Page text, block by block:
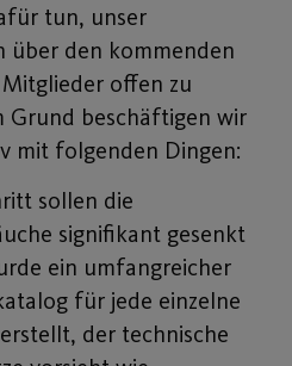
tun, unser
über den kommenden
offen zu
Grund beschäftigen wir
mit folgenden Dingen:
sollen die
signifikant gesenkt
ein umfangreicher
für jede einzelne
der technische